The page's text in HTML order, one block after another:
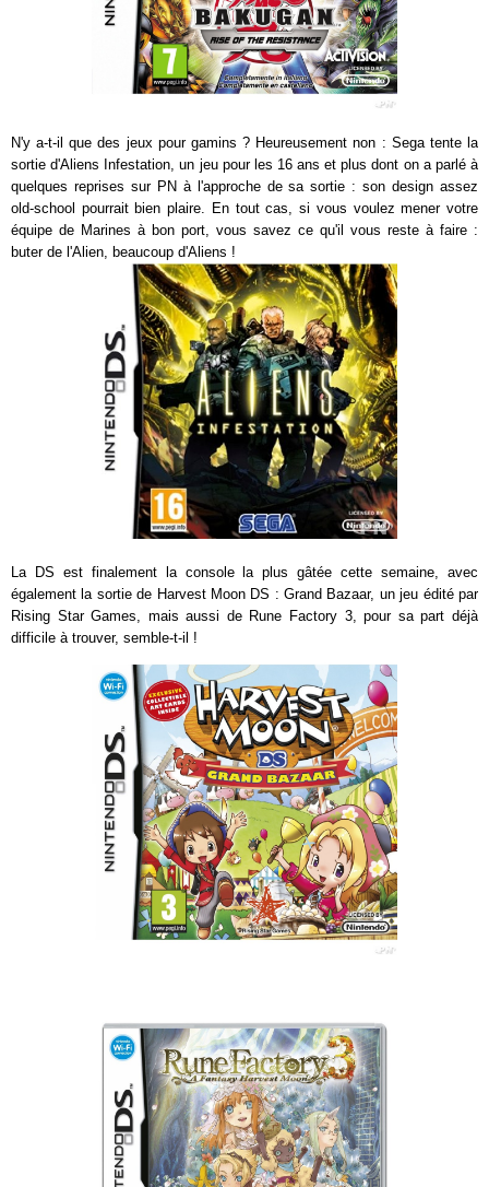
N'y a-t-il que des jeux pour gamins ? Heureusement non : Sega tente la
sortie d'Aliens Infestation, un jeu pour les 16 ans et plus dont on a parlé à
quelques reprises sur PN à l'approche de sa sortie : son design assez
old-school pourrait bien plaire. En tout cas, si vous voulez mener votre
équipe de Marines à bon port, vous savez ce qu'il vous reste à faire :
buter de l'Alien, beaucoup d'Aliens !
La DS est finalement la console la plus gâtée cette semaine, avec
également la sortie de Harvest Moon DS : Grand Bazaar, un jeu édité par
Rising Star Games, mais aussi de Rune Factory 3, pour sa part déjà
difficile à trouver, semble-t-il !